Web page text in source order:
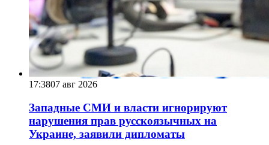
17:3807 авг 2026
Западные СМИ и власти игнорируют
нарушения прав русскоязычных на
Украине, заявили дипломаты